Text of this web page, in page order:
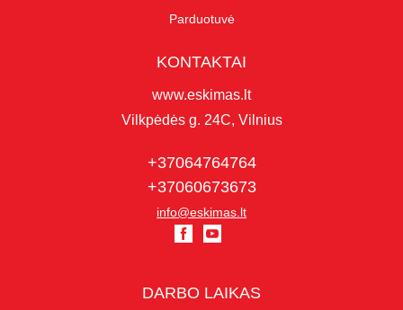
Parduotuvė
KONTAKTAI
www.eskimas.lt
Vilkpėdės g. 24C, Vilnius
+37064764764
+37060673673
info@eskimas.lt
DARBO LAIKAS